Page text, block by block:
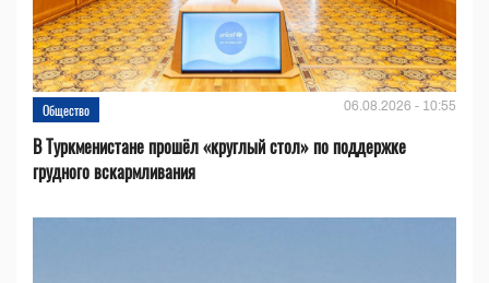
Общество 06.08.2026 - 10:55
В Туркменистане прошёл «круглый стол» по поддержке
грудного вскармливания